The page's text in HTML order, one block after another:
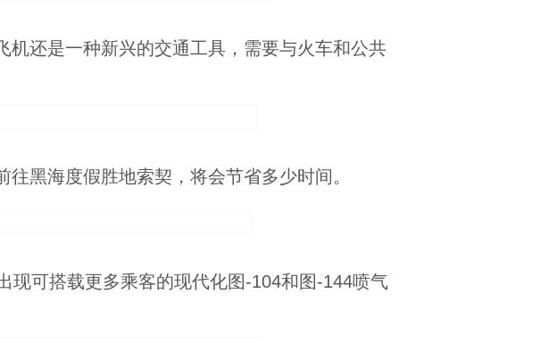
还是一种新兴的交通工具，需要与火车和公共
黑海度假胜地索契，将会节省多少时间。
现可搭载更多乘客的现代化图-104和图-144喷气